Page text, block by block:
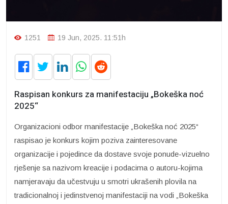
1251 19 Jun, 2025. 11:51h
Raspisan konkurs za manifestaciju „Bokeška noć
2025“
Organizacioni odbor manifestacije „Bokeška noć 2025“
raspisao je konkurs kojim poziva zainteresovane
organizacije i pojedince da dostave svoje ponude-vizuelno
rješenje sa nazivom kreacije i podacima o autoru-kojima
namjeravaju da učestvuju u smotri ukrašenih plovila na
tradicionalnoj i jedinstvenoj manifestaciji na vodi „Bokeška